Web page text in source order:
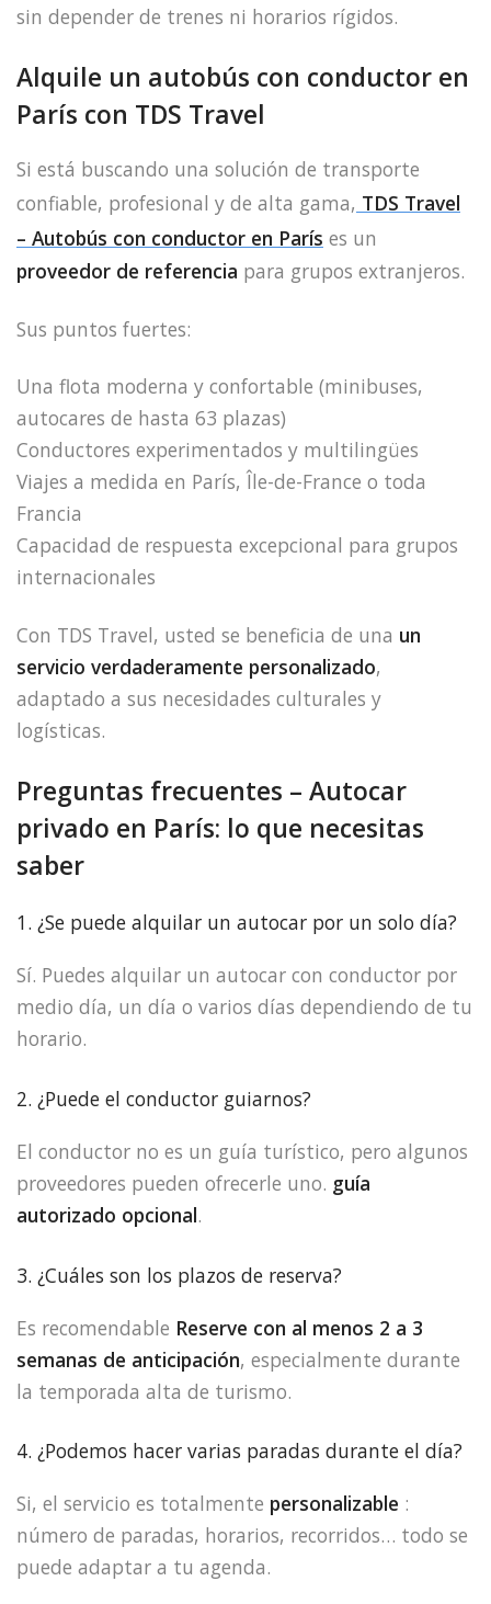
sin depender de trenes ni horarios rígidos.
Alquile un autobús con conductor en
París con TDS Travel
Si está buscando una solución de transporte
confiable, profesional y de alta gama, TDS Travel
– Autobús con conductor en París es un
proveedor de referencia para grupos extranjeros.
Sus puntos fuertes:
Una flota moderna y confortable (minibuses,
autocares de hasta 63 plazas)
Conductores experimentados y multilingües
Viajes a medida en París, Île-de-France o toda
Francia
Capacidad de respuesta excepcional para grupos
internacionales
Con TDS Travel, usted se beneficia de una un
servicio verdaderamente personalizado,
adaptado a sus necesidades culturales y
logísticas.
Preguntas frecuentes – Autocar
privado en París: lo que necesitas
saber
1. ¿Se puede alquilar un autocar por un solo día?
Sí. Puedes alquilar un autocar con conductor por
medio día, un día o varios días dependiendo de tu
horario.
2. ¿Puede el conductor guiarnos?
El conductor no es un guía turístico, pero algunos
proveedores pueden ofrecerle uno. guía
autorizado opcional.
3. ¿Cuáles son los plazos de reserva?
Es recomendable Reserve con al menos 2 a 3
semanas de anticipación, especialmente durante
la temporada alta de turismo.
4. ¿Podemos hacer varias paradas durante el día?
Si, el servicio es totalmente personalizable :
número de paradas, horarios, recorridos… todo se
puede adaptar a tu agenda.